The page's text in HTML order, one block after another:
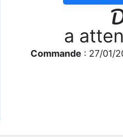
a
Commande : 27/01/